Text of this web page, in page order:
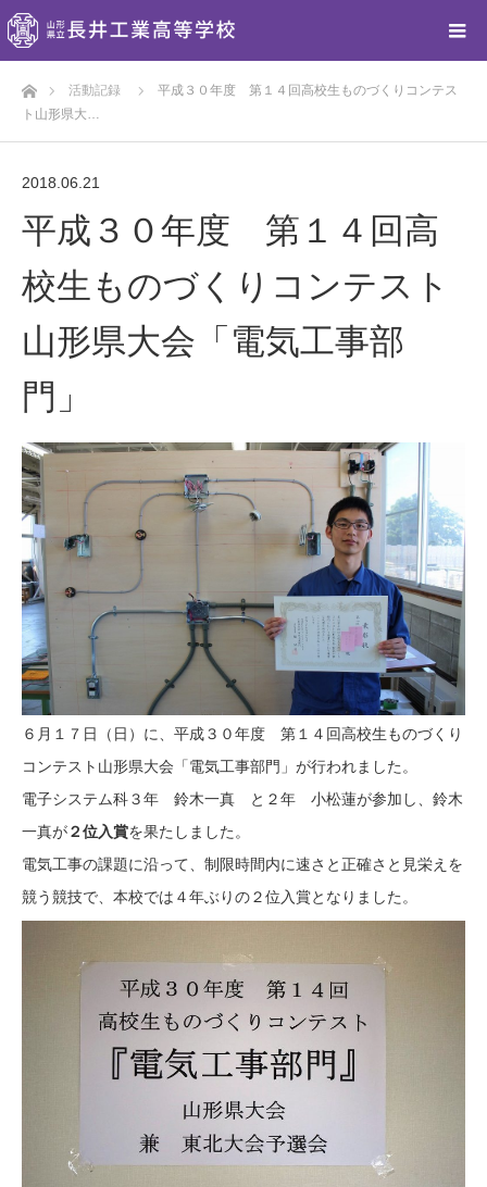
ホーム活動記録
平成３０年度 第１４回高校生ものづくりコンテス
ト山形県大…
2018.06.21
平成３０年度 第１４回高
校生ものづくりコンテスト
山形県大会「電気工事部
門」
６月１７日（日）に、平成３０年度 第１４回高校生ものづくり
コンテスト山形県大会「電気工事部門」が行われました。
電子システム科３年 鈴木一真 と２年 小松蓮が参加し、鈴木
一真が２位入賞を果たしました。
電気工事の課題に沿って、制限時間内に速さと正確さと見栄えを
競う競技で、本校では４年ぶりの２位入賞となりました。